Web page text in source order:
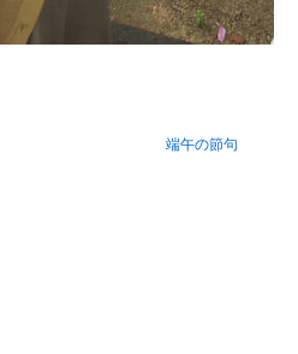
端午の節句